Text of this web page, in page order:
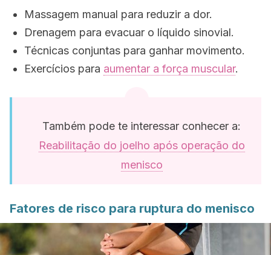
Massagem manual para reduzir a dor.
Drenagem para evacuar o líquido sinovial.
Técnicas conjuntas para ganhar movimento.
Exercícios para aumentar a força muscular.
Também pode te interessar conhecer a:
Reabilitação do joelho após operação do
menisco
Fatores de risco para ruptura do menisco